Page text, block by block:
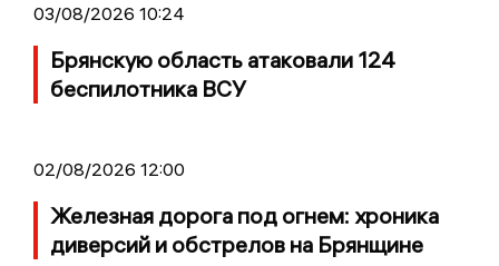
03/08/2026 10:24
Брянскую область атаковали 124
беспилотника ВСУ
02/08/2026 12:00
Железная дорога под огнем: хроника
диверсий и обстрелов на Брянщине